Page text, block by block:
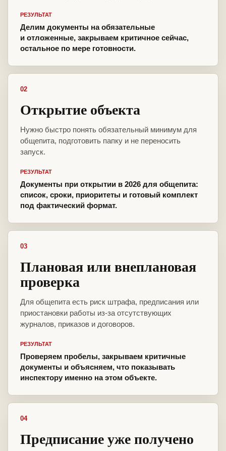
РЕЗУЛЬТАТ
Делим документы на обязательные
и отложенные, закрываем критичное сейчас,
остальное по мере готовности.
02
Открытие объекта
Нужно быстро понять обязательный минимум для
общепита, подготовить папку и не переносить
запуск.
РЕЗУЛЬТАТ
Документы при открытии в 2026 для общепита:
список, сроки, приоритеты и готовый комплект
под фактический формат.
03
Плановая или внеплановая
проверка
Для общепита есть риск штрафа, предписания или
приостановки работы из-за отсутствующих
журналов, приказов и договоров.
РЕЗУЛЬТАТ
Проверяем пробелы, закрываем критичные
документы и объясняем, что показывать
инспектору именно на этом объекте.
04
Предписание уже получено